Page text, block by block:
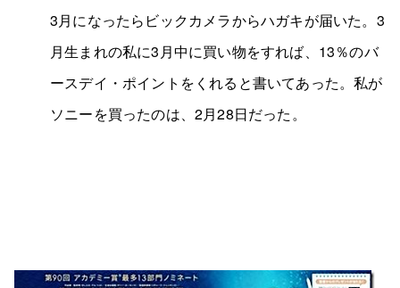
3月になったらビックカメラからハガキが届いた。3
月生まれの私に3月中に買い物をすれば、13％のバ
ースデイ・ポイントをくれると書いてあった。私が
ソニーを買ったのは、2月28日だった。